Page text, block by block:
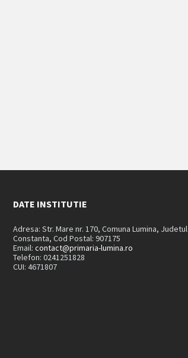
DATE INSTITUTIE
Adresa: Str. Mare nr. 170, Comuna Lumina, Judetul
Constanta, Cod Postal: 907175
Email:contact@primaria-lumina.ro
Telefon: 0241251828
CUI: 4671807